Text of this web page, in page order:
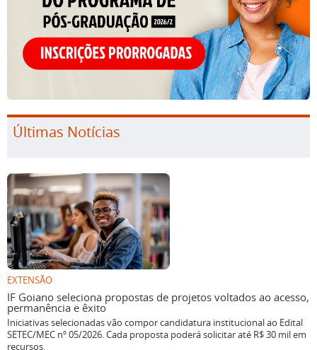
Últimas Notícias
EXTENSÃO
IF Goiano seleciona propostas de projetos voltados ao acesso,
permanência e êxito
Iniciativas selecionadas vão compor candidatura institucional ao Edital
SETEC/MEC nº 05/2026. Cada proposta poderá solicitar até R$ 30 mil em
recursos.